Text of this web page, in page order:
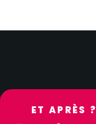
ET APRÈS ?